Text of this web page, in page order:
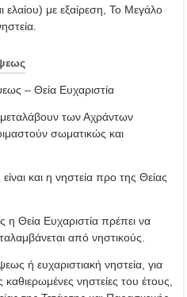
ελαίου) με εξαίρεση, Το Μεγάλο
– Θεία Ευχαριστία
μεταλάβουν των Αχράντων
σωματικώς και
και η νηστεία προ της Θείας
η Θεία Ευχαριστία πρέπει να
από νηστικούς.
ή ευχαριστιακή νηστεία, για
νηστείες του έτους,